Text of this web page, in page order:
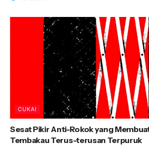
CUKAI
Sesat Pikir Anti-Rokok yang
Tembakau Terus-terusan Terpuruk